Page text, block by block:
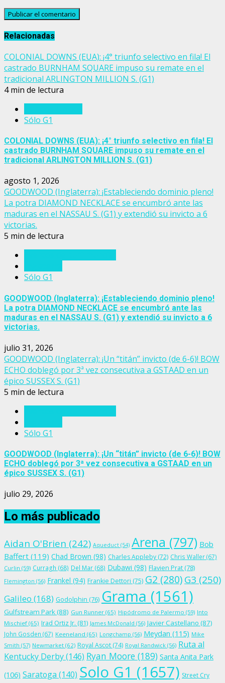
Relacionadas
COLONIAL DOWNS (EUA): ¡4° triunfo selectivo en fila! El
castrado BURNHAM SQUARE impuso su remate en el
tradicional ARLINGTON MILLION S. (G1)
4 min de lectura
Sólo G1
COLONIAL DOWNS (EUA): ¡4° triunfo selectivo en fila! El
castrado BURNHAM SQUARE impuso su remate en el
tradicional ARLINGTON MILLION S. (G1)
agosto 1, 2026
GOODWOOD (Inglaterra): ¡Estableciendo dominio pleno!
La potra DIAMOND NECKLACE se encumbró ante las
maduras en el NASSAU S. (G1) y extendió su invicto a 6
victorias.
5 min de lectura
Sólo G1
GOODWOOD (Inglaterra): ¡Estableciendo dominio pleno!
La potra DIAMOND NECKLACE se encumbró ante las
maduras en el NASSAU S. (G1) y extendió su invicto a 6
victorias.
julio 31, 2026
GOODWOOD (Inglaterra): ¡Un “titán” invicto (de 6-6)! BOW
ECHO doblegó por 3ª vez consecutiva a GSTAAD en un
épico SUSSEX S. (G1)
5 min de lectura
Sólo G1
GOODWOOD (Inglaterra): ¡Un “titán” invicto (de 6-6)! BOW
ECHO doblegó por 3ª vez consecutiva a GSTAAD en un
épico SUSSEX S. (G1)
julio 29, 2026
Lo más publicado
Aidan O'Brien (242) Aqueduct (54) Arena (797) Bob
Baffert (119) Chad Brown (98) Charles Appleby (72) Chris Waller(67)
Curlin (59) Curragh (68) Del Mar (68) Dubawi (98) Flavien Prat (78)
Flemington (56) Frankel (94) Frankie Dettori (75) G2 (280)G3 (250)
Galileo (168) Godolphin (76) Grama (1561)
Gulfstream Park(88) Gun Runner (65) Hipódromo de Palermo (59) Into
Mischief (65) Irad Ortiz Jr. (81) James McDonald (56) Javier Castellano (87)
John Gosden (67) Keeneland (65) Longchamp (56) Meydan (115) Mike
Smith (57) Newmarket (62) Royal Ascot (74) Royal Randwick (56) Ruta al
Kentucky Derby(146) Ryan Moore (189) Santa Anita Park
(106) Saratoga (140) Solo G1 (1657) Street Cry